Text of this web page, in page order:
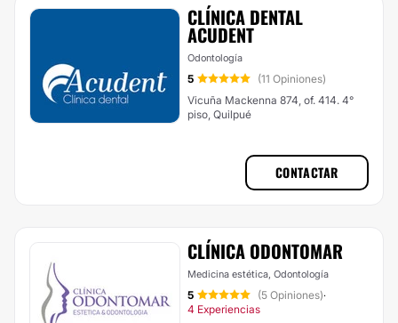
CLÍNICA DENTAL
ACUDENT
Odontología
5
(11 Opiniones)
Vicuña Mackenna 874, of. 414. 4°
piso, Quilpué
CONTACTAR
CLÍNICA ODONTOMAR
Medicina estética, Odontología
5 (5 Opiniones)·
4 Experiencias